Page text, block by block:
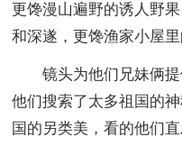
更馋漫山遍野的诱人野
和深遂，更馋渔家小屋
镜头为他们兄妹俩提
他们搜索了太多祖国的
国的另类美，看的他们